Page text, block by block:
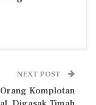
NEXT POST
Komplotan